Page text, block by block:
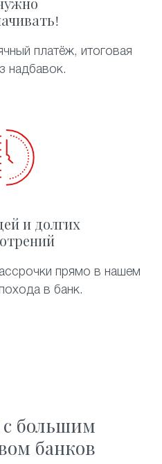
платёж, итоговая
надбавок.
и долгих
прямо в нашем
в банк.
с большим
банков